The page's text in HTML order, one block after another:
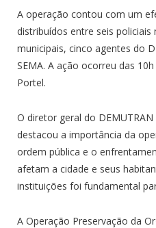
A operação contou com um
distribuídos entre seis
municipais, cinco agentes do
SEMA. A ação ocorreu das
Portel.
O diretor geral do
destacou a importância da
ordem pública e o
afetam a cidade e seus
instituições foi fundamental
A Operação Preservação da